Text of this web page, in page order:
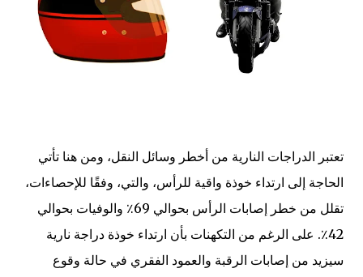
تعتبر الدراجات النارية من أخطر وسائل النقل، ومن هنا تأتي
الحاجة إلى ارتداء خوذة واقية للرأس، والتي، وفقًا للإحصاءات،
تقلل من خطر إصابات الرأس بحوالي 69٪ والوفيات بحوالي
42٪. على الرغم من التكهنات بأن ارتداء خوذة دراجة نارية
سيزيد من إصابات الرقبة والعمود الفقري في حالة وقوع